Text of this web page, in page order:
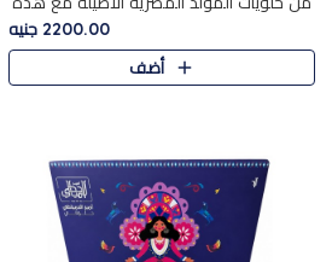
الفخامة مع علبة سبيشال 3 التي تضم 56
قطعة من تشكيلة استثن..
2200.00 جنيه
أضف